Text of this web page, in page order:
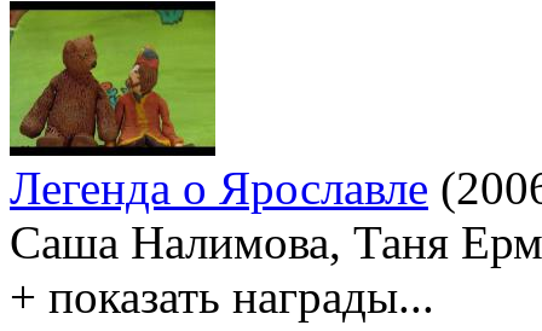
Легенда о Ярославле
Саша Налимова, Таня
+ показать награды...